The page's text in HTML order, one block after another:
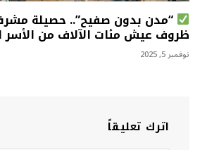
“مدن بدون صفيح”.. حصيلة
ظروف عيش مئات الآلاف من الأسر
نوفمبر 5, 2025
اترك تعليقاً